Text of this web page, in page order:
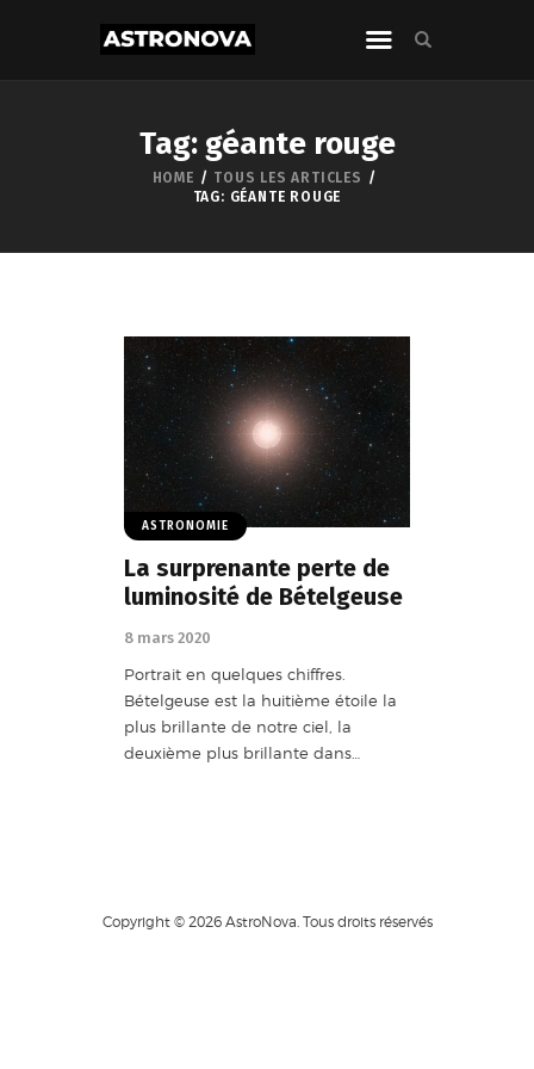
Tag: géante rouge
HOME
TOUS LES ARTICLES
TAG: GÉANTE ROUGE
ASTRONOMIE
La surprenante perte de
luminosité de Bételgeuse
8 mars 2020
Portrait en quelques chiffres.
Bételgeuse est la huitième étoile la
plus brillante de notre ciel, la
deuxième plus brillante dans…
Copyright © 2026 AstroNova. Tous droits réservés